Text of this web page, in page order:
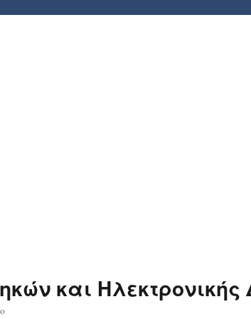
και Ηλεκτρονικής